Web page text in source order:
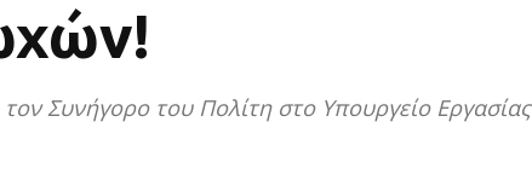
Συνήγορο του Πολίτη στο Υπουργείο Εργασίας